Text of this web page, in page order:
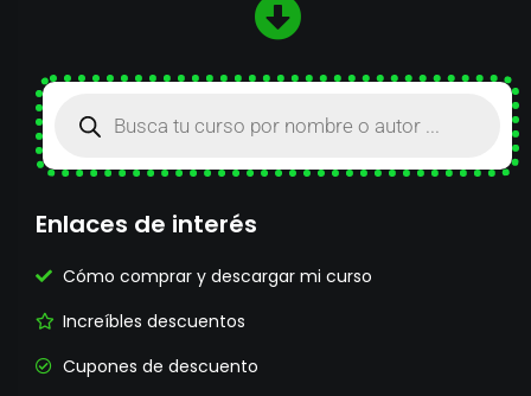
Enlaces de interés
Cómo comprar y descargar mi curso
Increíbles descuentos
Cupones de descuento